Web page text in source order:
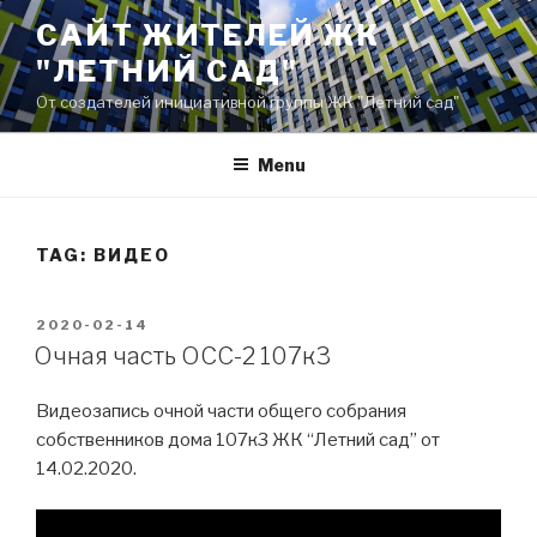
Skip
to
content
САЙТ ЖИТЕЛЕЙ ЖК
"ЛЕТНИЙ САД"
От создателей инициативной группы ЖК "Летний сад"
Menu
TAG: ВИДЕО
POSTED
ON
2020-02-14
Очная часть ОСС-2 107к3
Видеозапись очной части общего собрания
собственников дома 107к3 ЖК “Летний сад” от
14.02.2020.